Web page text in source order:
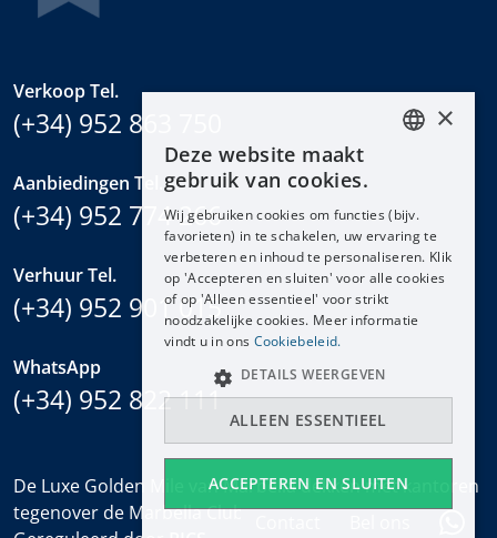
Verkoop Tel.
(+34) 952 863 750
Aanbiedingen Tel.
(+34) 952 774 266
Verhuur Tel.
(+34) 952 901 015
WhatsApp
(+34) 952 822 111
De Luxe Golden Mile van Marbella dekken met kantoren
tegenover de Marbella Club en bij het Puente Romano.
DEUTSCH
FRANÇAIS
×
Deze website maakt
gebruik van cookies.
Wij gebruiken cookies om functies (bijv.
favorieten) in te schakelen, uw ervaring te
verbeteren en inhoud te personaliseren. Klik
op 'Accepteren en sluiten' voor alle cookies
of op 'Alleen essentieel' voor strikt
noodzakelijke cookies. Meer informatie
vindt u in ons Cookiebeleid.
ACCEPTEREN EN SLUITEN
ALLEEN ESSENTIEEL
DETAILS WEERGEVEN